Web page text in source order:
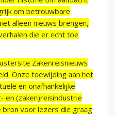
om betrouwbare
alleen nieuws brengen,
die er echt toe
Zakenreisnieuws
Onze toewijding aan het
en onafhankelijke
en (zaken)reisindustrie
bron voor lezers die graag